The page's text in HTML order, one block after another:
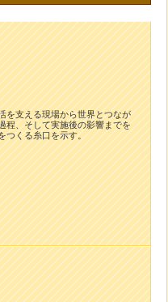
を支える現場から世界とつなが
程、そして実施後の影響までを
つくる糸口を示す。